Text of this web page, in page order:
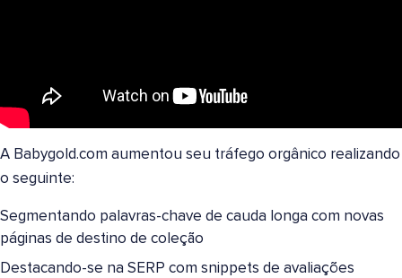
A Babygold.com aumentou seu tráfego orgânico realizando
o seguinte:
Segmentando palavras-chave de cauda longa com novas
páginas de destino de coleção
Destacando-se na SERP com snippets de avaliações